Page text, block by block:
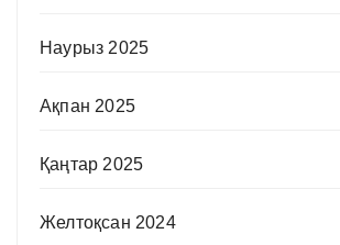
Наурыз 2025
Ақпан 2025
Қаңтар 2025
Желтоқсан 2024